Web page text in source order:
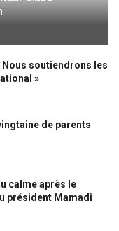
Nous soutiendrons les
»
de parents
calme après le
président Mamadi